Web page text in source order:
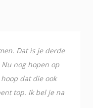
Dat is je derde
nog hopen op
dat die ook
top. Ik bel je na